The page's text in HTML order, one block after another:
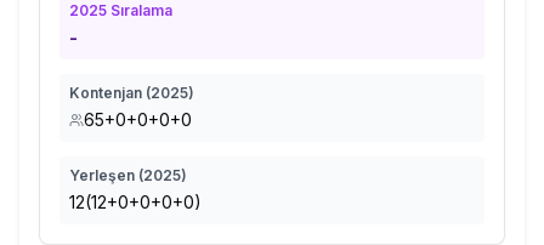
2025 Sıralama
-
Kontenjan (2025)
65+0+0+0+0
Yerleşen (2025)
12(12+0+0+0+0)